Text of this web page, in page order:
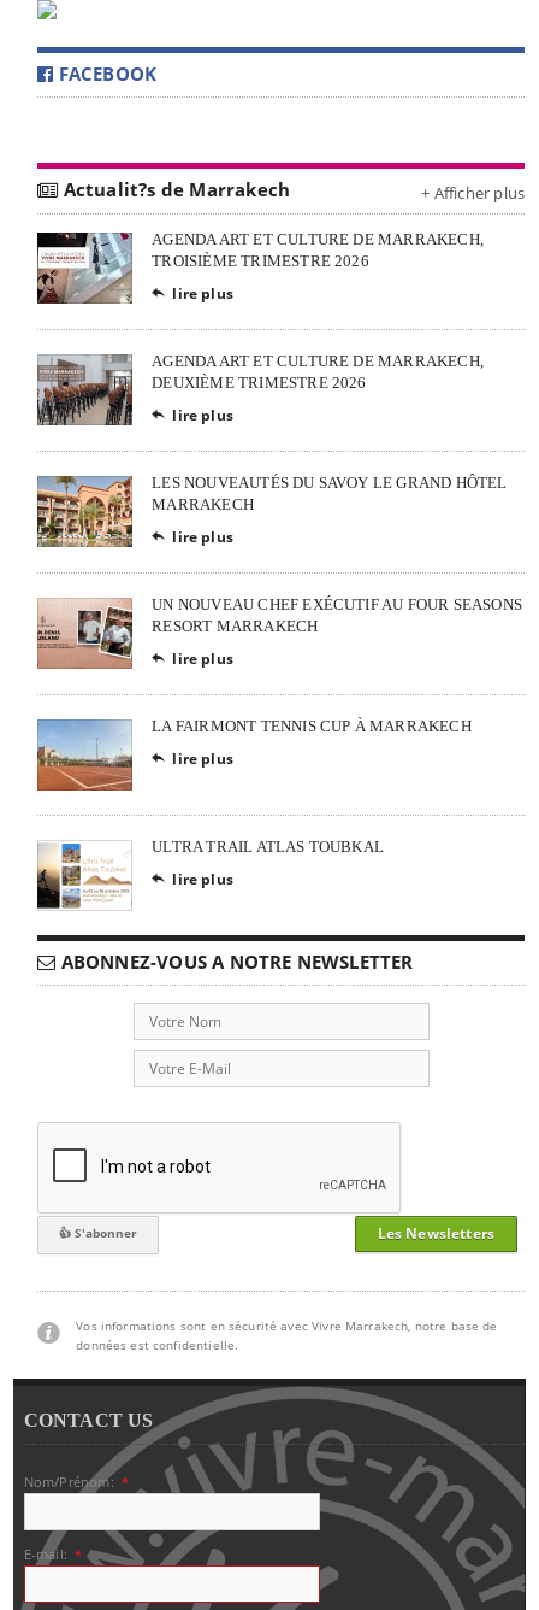
FACEBOOK
Actualit?s de Marrakech + Afficher plus
AGENDA ART ET CULTURE DE MARRAKECH,
TROISIÈME TRIMESTRE 2026
 lire plus
AGENDA ART ET CULTURE DE MARRAKECH,
DEUXIÈME TRIMESTRE 2026
 lire plus
LES NOUVEAUTÉS DU SAVOY LE GRAND HÔTEL
MARRAKECH
 lire plus
UN NOUVEAU CHEF EXÉCUTIF AU FOUR SEASONS
RESORT MARRAKECH
 lire plus
LA FAIRMONT TENNIS CUP À MARRAKECH
 lire plus
ULTRA TRAIL ATLAS TOUBKAL
 lire plus
ABONNEZ-VOUS A NOTRE NEWSLETTER
Les Newsletters
Vos informations sont en sécurité avec Vivre Marrakech, notre base de
données est confidentielle.
CONTACT US
Nom/Prénom: *
E-mail: *